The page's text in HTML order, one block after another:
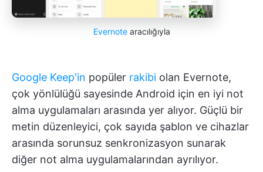
Evernotearacılığıyla
Google Keep'in popüler rakibi olan Evernote,
çok yönlülüğü sayesinde Android için en iyi not
alma uygulamaları arasında yer alıyor. Güçlü bir
metin düzenleyici, çok sayıda şablon ve cihazlar
arasında sorunsuz senkronizasyon sunarak
diğer not alma uygulamalarından ayrılıyor.